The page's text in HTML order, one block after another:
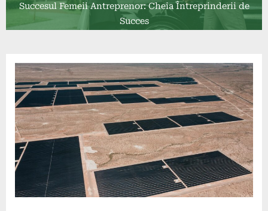
Succesul Femeii Antreprenor: Cheia Întreprinderii de
Succes